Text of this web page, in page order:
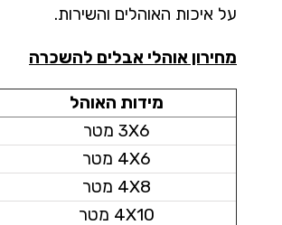
על איכות האוהלים והשירות.
מחירון אוהלי אבלים להשכרה
מידות האוהל
3X6 מטר
4X6 מטר
4X8 מטר
4X10 מטר